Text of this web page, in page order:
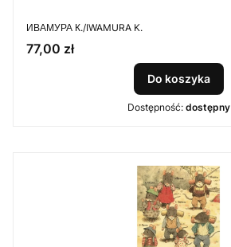
PRODUCENT
ИВАМУРА К./IWAMURA K.
Cena
77,00 zł
Do koszyka
Dostępność: dostępny